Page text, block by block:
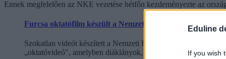
Eduline
If you wish
Ennek megfelelően az NKE vezetése hétfőn kezdeményezte az
Furcsa oktatófilm készült a Nemzeti Közszolgálati
Szokatlan videót készített a Nemzeti Közszolgálati Egyetem
„oktatóvideó", amelyben diáklányok, leendő rendőrtisztek